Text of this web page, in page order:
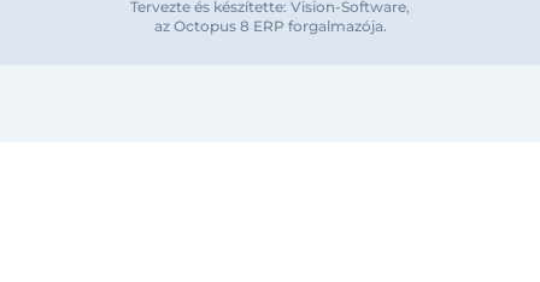
Tervezte és készítette: Vision-Software,
az Octopus 8 ERP forgalmazója.